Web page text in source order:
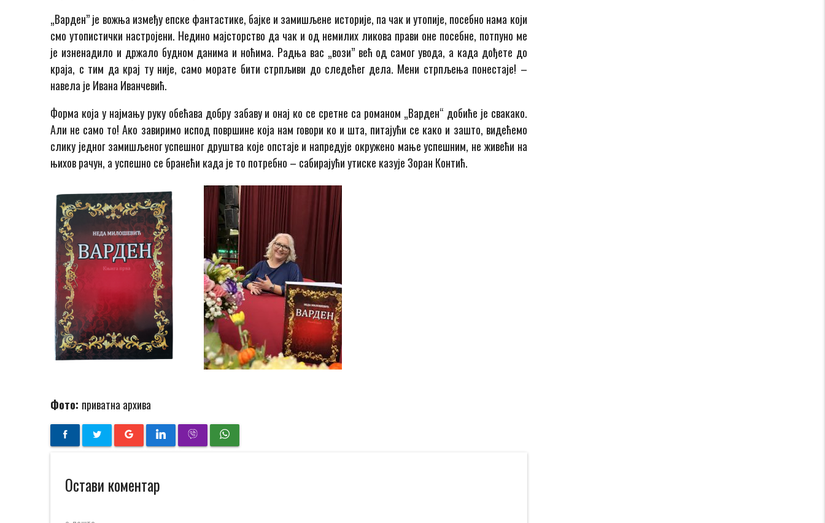
„Варден” је вожња између епске фантастике, бајке и замишљене историје, па чак и утопије, посебно нама који
смо утопистички настројени. Недино мајсторство да чак и од немилих ликова прави оне посебне, потпуно ме
је изненадило и држало будном данима и ноћима. Радња вас „вози” већ од самог увода, а када дођете до
краја, с тим да крај ту није, само морате бити стрпљиви до следећег дела. Мени стрпљења понестаје! –
навела је Ивана Иванчевић.
Форма која у најмању руку обећава добру забаву и онај ко се сретне са романом „Варден“ добиће је свакако.
Али не само то! Ако завиримо испод површине која нам говори ко и шта, питајући се како и зашто, видећемо
слику једног замишљеног успешног друштва које опстаје и напредује окружено мање успешним, не живећи на
њихов рачун, а успешно се бранећи када је то потребно – сабирајући утиске казује Зоран Контић.
Фото: приватна архива
Остави коментар